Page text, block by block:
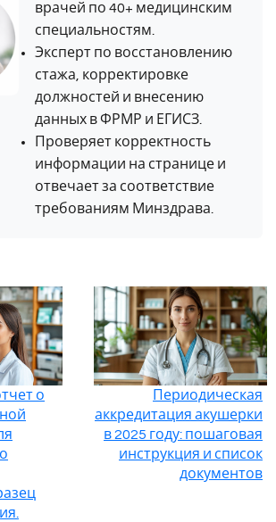
врачей по 40+ медицинским
специальностям.
Эксперт по восстановлению
стажа, корректировке
должностей и внесению
данных в ФРМР и ЕГИСЗ.
Проверяет корректность
информации на странице и
отвечает за соответствие
требованиям Минздрава.
о
Периодическая
аккредитация акушерки
в 2025 году: пошаговая
инструкция и список
документов